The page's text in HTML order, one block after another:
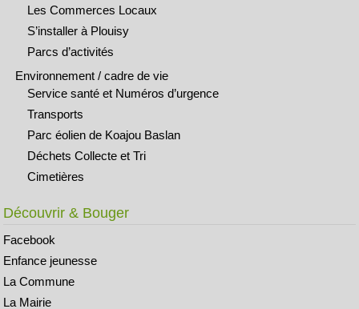
Les Commerces Locaux
S’installer à Plouisy
Parcs d’activités
Environnement / cadre de vie
Service santé et Numéros d’urgence
Transports
Parc éolien de Koajou Baslan
Déchets Collecte et Tri
Cimetières
Découvrir & Bouger
Facebook
Enfance jeunesse
La Commune
La Mairie